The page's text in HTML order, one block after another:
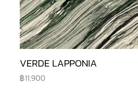
VERDE LAPPONIA
11,900